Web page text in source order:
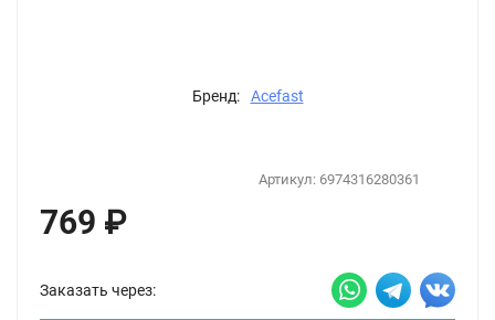
Бренд: Acefast
Артикул: 6974316280361
769 ₽
Заказать через: